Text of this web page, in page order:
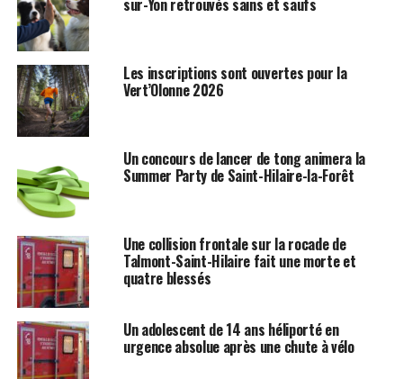
sur-Yon retrouvés sains et saufs
Les inscriptions sont ouvertes pour la
Vert’Olonne 2026
Un concours de lancer de tong animera la
Summer Party de Saint-Hilaire-la-Forêt
Une collision frontale sur la rocade de
Talmont-Saint-Hilaire fait une morte et
quatre blessés
Un adolescent de 14 ans héliporté en
urgence absolue après une chute à vélo